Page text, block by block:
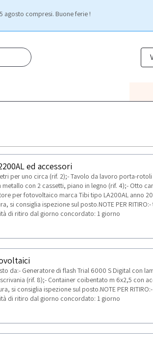
agosto compresi. Buone ferie !
ed accessori
per uno circa (rif. 2);- Tavolo da lavoro porta-
con 2 cassetti, piano in legno (rif. 4);- Otto
per fotovoltaico marca Tibi tipo LA200AL anno
si consiglia ispezione sul posto.NOTE PER
di ritiro dal giorno concordato: 1 giorno
da:- Generatore di flash Trial 6000 S Digital con
(rif. 8);- Container coibentato m 6x2,5 con
si consiglia ispezione sul posto.NOTE PER
di ritiro dal giorno concordato: 1 giorno